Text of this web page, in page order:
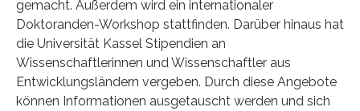
gemacht. Außerdem wird ein internationaler
Doktoranden-Workshop stattfinden. Darüber hinaus hat
die Universität Kassel Stipendien an
Wissenschaftlerinnen und Wissenschaftler aus
Entwicklungsländern vergeben. Durch diese Angebote
können Informationen ausgetauscht werden und sich